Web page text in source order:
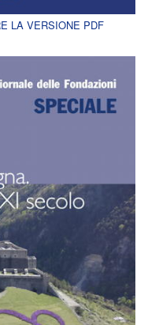
LA VERSIONE PDF